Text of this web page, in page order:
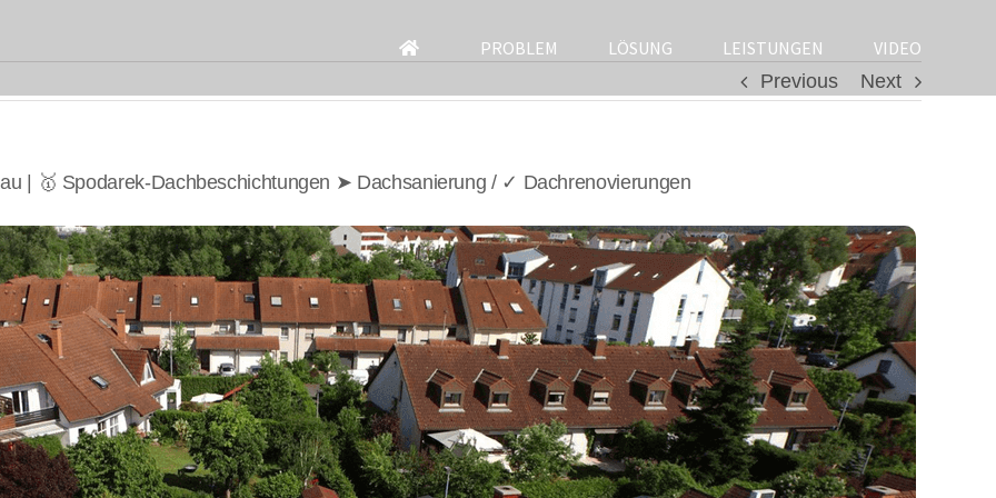
for:
PROBLEM LÖSUNG LEISTUNGEN
VIDEO
Previous
Next
| 🥇 Spodarek-Dachbeschichtungen ➤ Dachsanierung / ✓ Dachrenovierungen